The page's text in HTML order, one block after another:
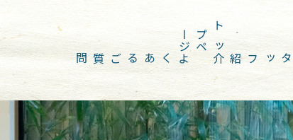
ト
ッ
プ
ペ
ー
ジ
よくあるご質問 スタッフ紹介